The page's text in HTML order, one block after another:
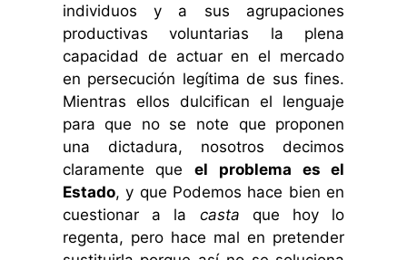
individuos y a sus agrupaciones
productivas voluntarias la plena
capacidad de actuar en el mercado
en persecución legítima de sus fines.
Mientras ellos dulcifican el lenguaje
para que no se note que proponen
una dictadura, nosotros decimos
claramente queel problema es el
Estado, y que Podemos hace bien en
cuestionar a la casta que hoy lo
regenta, pero hace mal en pretender